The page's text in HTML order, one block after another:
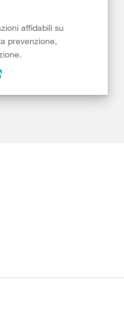
affidabili su
prevenzione,